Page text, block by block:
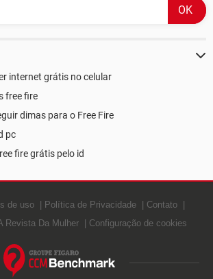
internet grátis no celular
free fire
dimas para o Free Fire
pc
fire grátis pelo id
de uso Política de Privacidade
Contato
Revista Da Mulher Configuração de cookies